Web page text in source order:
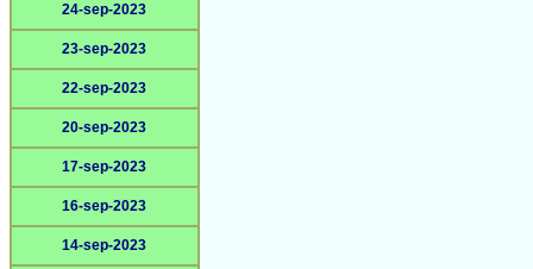
24-sep-2023
23-sep-2023
22-sep-2023
20-sep-2023
17-sep-2023
16-sep-2023
14-sep-2023